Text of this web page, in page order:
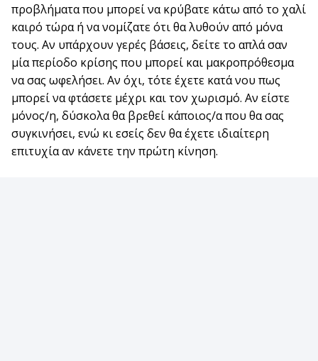
προβλήματα που μπορεί να κρύβατε κάτω από το χαλί
καιρό τώρα ή να νομίζατε ότι θα λυθούν από μόνα
τους. Αν υπάρχουν γερές βάσεις, δείτε το απλά σαν
μία περίοδο κρίσης που μπορεί και μακροπρόθεσμα
να σας ωφελήσει. Αν όχι, τότε έχετε κατά νου πως
μπορεί να φτάσετε μέχρι και τον χωρισμό. Αν είστε
μόνος/η, δύσκολα θα βρεθεί κάποιος/α που θα σας
συγκινήσει, ενώ κι εσείς δεν θα έχετε ιδιαίτερη
επιτυχία αν κάνετε την πρώτη κίνηση.